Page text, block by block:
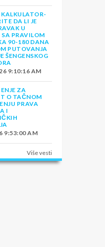
KALKULATOR-
DA LI JE
U
SA PRAVILOM
90-180 DANA
PUTOVANJA
ŠENGENSKOG
9:10:16 AM
ZA
O TAČNOM
PRAVA
I
9:53:00 AM
Više vesti